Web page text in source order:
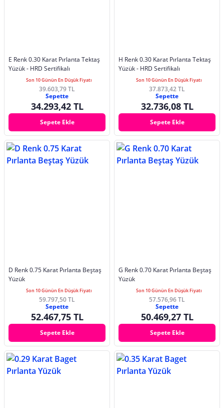
E Renk 0.30 Karat Pırlanta Tektaş
Yüzük - HRD Sertifikalı
Son 10 Günün En Düşük Fiyatı
39.603,79 TL
Sepette
34.293,42 TL
Sepete Ekle
H Renk 0.30 Karat Pırlanta Tektaş
Yüzük - HRD Sertifikalı
Son 10 Günün En Düşük Fiyatı
37.873,42 TL
Sepette
32.736,08 TL
Sepete Ekle
D Renk 0.75 Karat Pırlanta Beştaş
Yüzük
Son 10 Günün En Düşük Fiyatı
59.797,50 TL
Sepette
52.467,75 TL
Sepete Ekle
G Renk 0.70 Karat Pırlanta Beştaş
Yüzük
Son 10 Günün En Düşük Fiyatı
57.576,96 TL
Sepette
50.469,27 TL
Sepete Ekle